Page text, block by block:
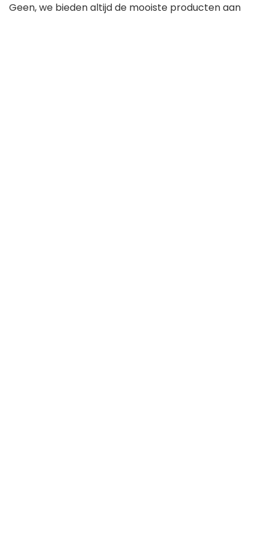
Geen, we bieden altijd de mooiste producten aan